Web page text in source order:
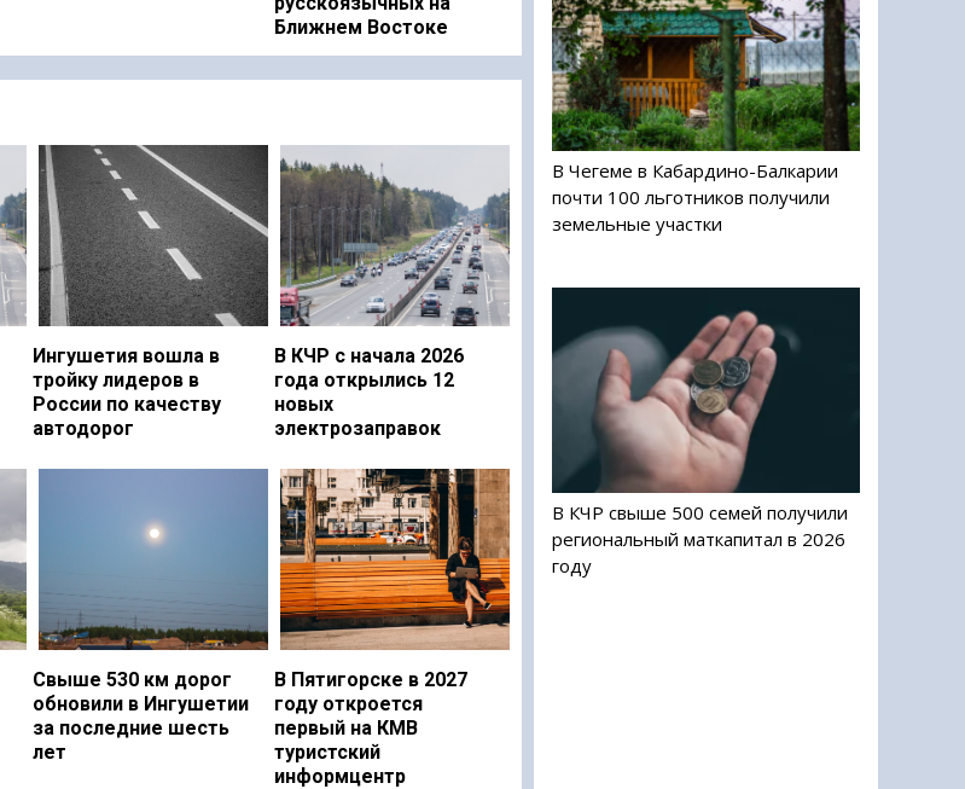
Ближнем Востоке
Ингушетия вошла в
тройку лидеров в
России по качеству
автодорог
В КЧР с начала 2026
года открылись 12
новых
электрозаправок
Свыше 530 км дорог
обновили в Ингушетии
за последние шесть
лет
В Пятигорске в 2027
году откроется
первый на КМВ
туристский
информцентр
В Чегеме в Кабардино-Балкарии
почти 100 льготников получили
земельные участки
В КЧР свыше 500 семей получили
региональный маткапитал в 2026
году